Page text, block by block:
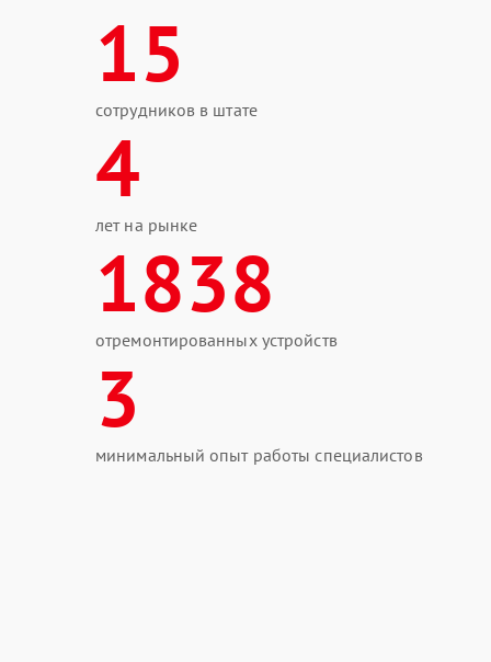
15
сотрудников в штате
4
лет на рынке
1838
отремонтированных устройств
3
минимальный опыт работы специалистов